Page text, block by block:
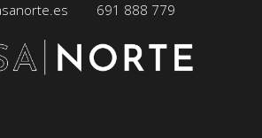
691 888 779